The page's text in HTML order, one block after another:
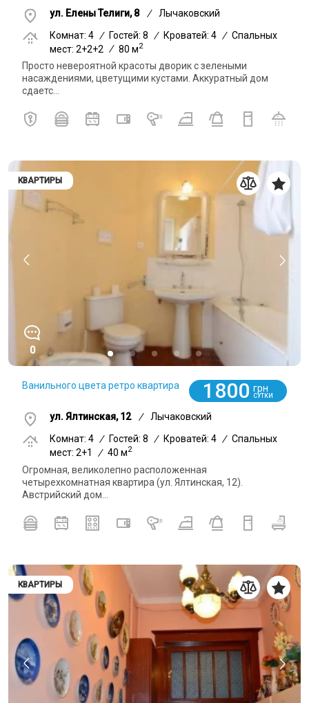
ул. Елены Телиги, 8 /
Лычаковский
Комнат: 4 / Гостей: 8 / Кроватей: 4 / Спальных
мест: 2+2+2 / 80 м2
Просто невероятной красоты дворик с зелеными
насаждениями, цветущими кустами. Аккуратный дом
сдаетс...
КВАРТИРЫ
0
Ванильного цвета ретро квартира 1800 грн
СУТКИ
ул. Ялтинская, 12 /
Лычаковский
Комнат: 4 / Гостей: 8 / Кроватей: 4 / Спальных
мест: 2+1
/ 40 м2
Огромная, великолепно расположенная
четырехкомнатная квартира (ул. Ялтинская, 12).
Австрийский дом...
КВАРТИРЫ